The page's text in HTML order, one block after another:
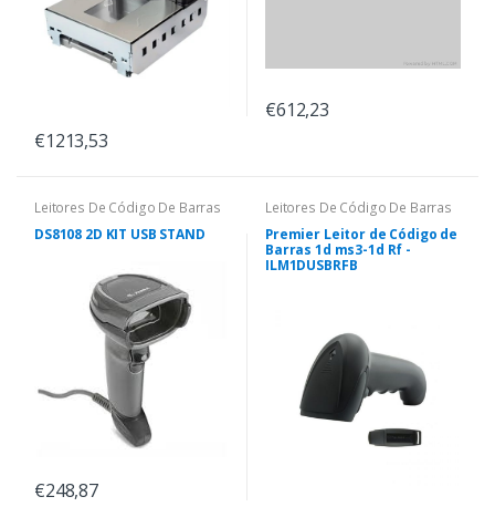
€1213,53
€612,23
Leitores De Código De Barras
DS8108 2D KIT USB STAND
€248,87
Leitores De Código De Barras
Premier Leitor de Código de
Barras 1d ms3-1d Rf -
ILM1DUSBRFB